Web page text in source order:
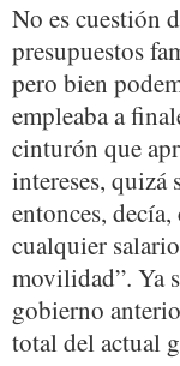
No es cuestión
presupuestos
pero bien
empleaba a
cinturón que
intereses, quizá
entonces,
cualquier
movilidad”. Ya
gobierno
total del actual